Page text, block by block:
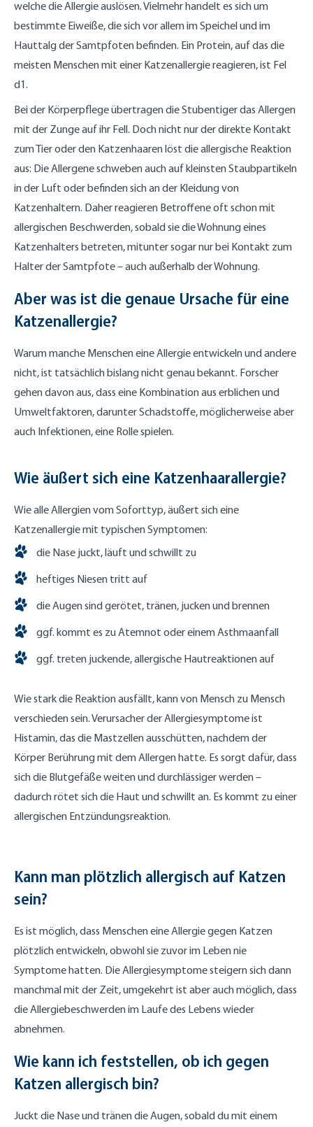
welche die Allergie auslösen. Vielmehr handelt es sich um
bestimmte Eiweiße, die sich vor allem im Speichel und im
Hauttalg der Samtpfoten befinden. Ein Protein, auf das die
meisten Menschen mit einer Katzenallergie reagieren, ist Fel
d1.
Bei der Körperpflege übertragen die Stubentiger das Allergen
mit der Zunge auf ihr Fell. Doch nicht nur der direkte Kontakt
zum Tier oder den Katzenhaaren löst die allergische Reaktion
aus: Die Allergene schweben auch auf kleinsten Staubpartikeln
in der Luft oder befinden sich an der Kleidung von
Katzenhaltern. Daher reagieren Betroffene oft schon mit
allergischen Beschwerden, sobald sie die Wohnung eines
Katzenhalters betreten, mitunter sogar nur bei Kontakt zum
Halter der Samtpfote – auch außerhalb der Wohnung.
Aber was ist die genaue Ursache für eine
Katzenallergie?
Warum manche Menschen eine Allergie entwickeln und andere
nicht, ist tatsächlich bislang nicht genau bekannt. Forscher
gehen davon aus, dass eine Kombination aus erblichen und
Umweltfaktoren, darunter Schadstoffe, möglicherweise aber
auch Infektionen, eine Rolle spielen.
Wie äußert sich eine Katzenhaarallergie?
Wie alle Allergien vom Soforttyp, äußert sich eine
Katzenallergie mit typischen Symptomen:
die Nase juckt, läuft und schwillt zu
heftiges Niesen tritt auf
die Augen sind gerötet, tränen, jucken und brennen
ggf. kommt es zu Atemnot oder einem Asthmaanfall
ggf. treten juckende, allergische Hautreaktionen auf
Wie stark die Reaktion ausfällt, kann von Mensch zu Mensch
verschieden sein. Verursacher der Allergiesymptome ist
Histamin, das die Mastzellen ausschütten, nachdem der
Körper Berührung mit dem Allergen hatte. Es sorgt dafür, dass
sich die Blutgefäße weiten und durchlässiger werden –
dadurch rötet sich die Haut und schwillt an. Es kommt zu einer
allergischen Entzündungsreaktion.
Kann man plötzlich allergisch auf Katzen
sein?
Es ist möglich, dass Menschen eine Allergie gegen Katzen
plötzlich entwickeln, obwohl sie zuvor im Leben nie
Symptome hatten. Die Allergiesymptome steigern sich dann
manchmal mit der Zeit, umgekehrt ist aber auch möglich, dass
die Allergiebeschwerden im Laufe des Lebens wieder
abnehmen.
Wie kann ich feststellen, ob ich gegen
Katzen allergisch bin?
Juckt die Nase und tränen die Augen, sobald du mit einem